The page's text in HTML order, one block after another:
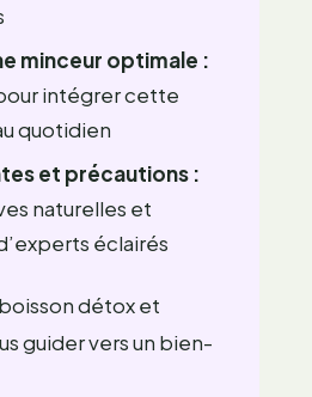
minceur optimale :
intégrer cette
quotidien
et précautions :
naturelles et
éclairés
détox et
guider vers un bien-